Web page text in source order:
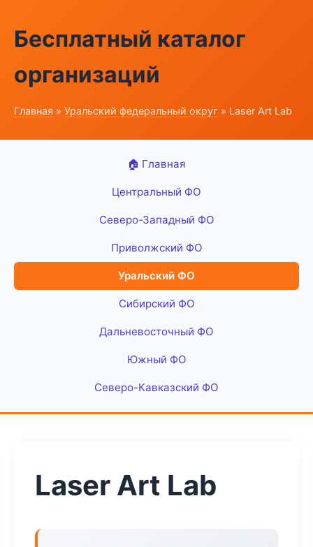
Бесплатный каталог
организаций
Главная » Уральский федеральный округ » Laser Art Lab
🏠 Главная
Центральный ФО
Северо-Западный ФО
Приволжский ФО
Уральский ФО
Сибирский ФО
Дальневосточный ФО
Южный ФО
Северо-Кавказский ФО
Laser Art Lab